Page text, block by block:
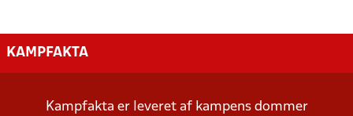
KAMPFAKTA
Kampfakta er leveret af kampens dommer